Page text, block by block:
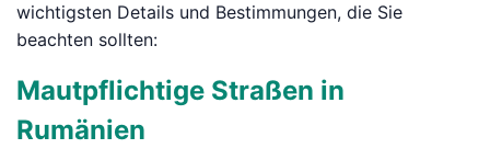
wichtigsten Details und Bestimmungen, die Sie
beachten sollten:
Mautpflichtige Straßen in
Rumänien